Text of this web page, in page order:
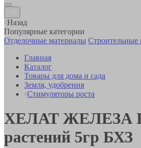
Назад
Популярные категории
Отделочные материалы Строительные
Главная
Каталог
Товары для дома и сада
Земля, удобрения
Стимуляторы роста
ХЕЛАТ ЖЕЛЕЗА
растений 5гр БХЗ